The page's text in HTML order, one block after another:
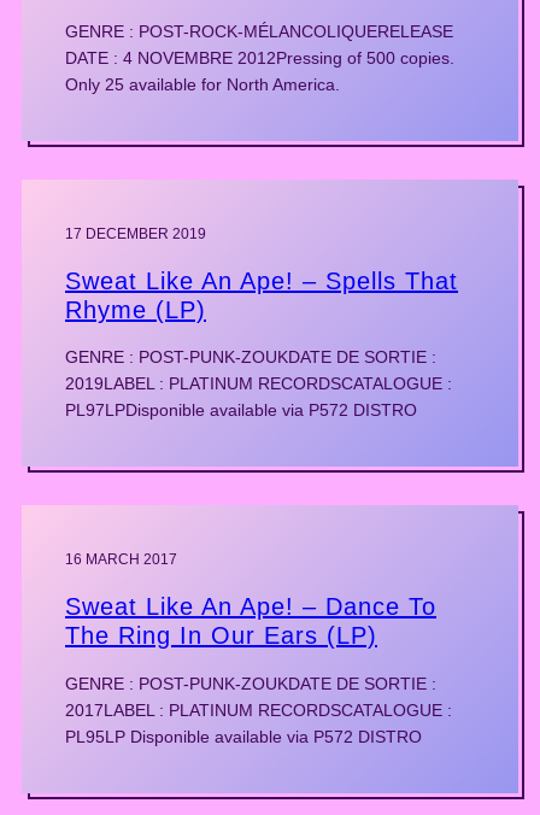
GENRE : POST-ROCK-MÉLANCOLIQUERELEASE
DATE : 4 NOVEMBRE 2012Pressing of 500 copies.
Only 25 available for North America.
17 DECEMBER 2019
Sweat Like An Ape! – Spells That
Rhyme (LP)
GENRE : POST-PUNK-ZOUKDATE DE SORTIE :
2019LABEL : PLATINUM RECORDSCATALOGUE :
PL97LPDisponible available via P572 DISTRO
16 MARCH 2017
Sweat Like An Ape! – Dance To
The Ring In Our Ears (LP)
GENRE : POST-PUNK-ZOUKDATE DE SORTIE :
2017LABEL : PLATINUM RECORDSCATALOGUE :
PL95LP Disponible available via P572 DISTRO